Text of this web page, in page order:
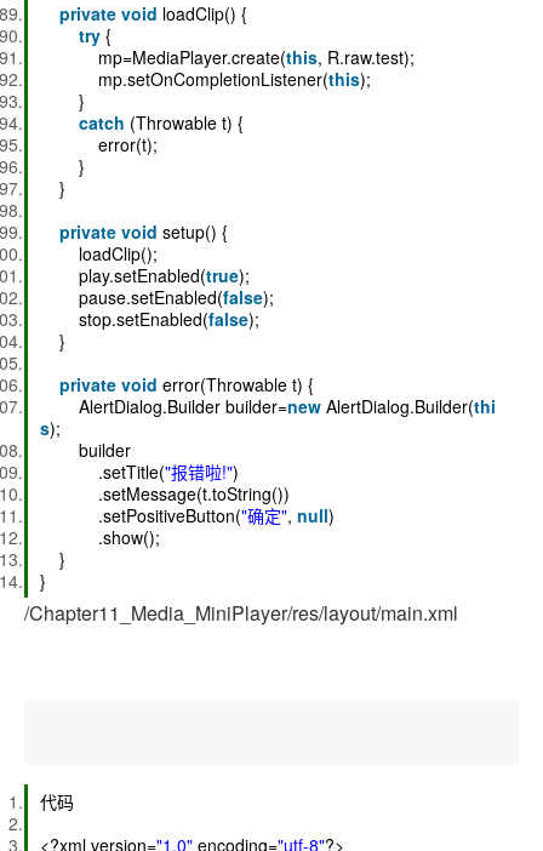
private void loadClip() {
try {
mp=MediaPlayer.create(this, R.raw.test);
mp.setOnCompletionListener(this);
}
catch (Throwable t) {
error(t);
}
}
private void setup() {
loadClip();
play.setEnabled(true);
pause.setEnabled(false);
stop.setEnabled(false);
}
private void error(Throwable t) {
AlertDialog.Builder builder=new AlertDialog.Builder(thi
s);
builder
.setTitle("报错啦!")
.setMessage(t.toString())
.setPositiveButton("确定", null)
.show();
}
}
/Chapter11_Media_MiniPlayer/res/layout/main.xml
代码
<?xml version="1.0" encoding="utf-8"?>